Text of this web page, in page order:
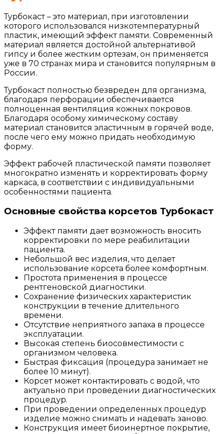
Турбокаст – это материал, при изготовлении
которого использовался низкотемпературный
пластик, имеющий эффект памяти. Современный
материал является достойной альтернативой
гипсу и более жестким ортезам, он применяется
уже в 70 странах мира и становится популярным в
России.
Турбокаст полностью безвреден для организма,
благодаря перфорации обеспечивается
полноценная вентиляция кожных покровов.
Благодаря особому химическому составу
материал становится эластичным в горячей воде,
после чего ему можно придать необходимую
форму.
Эффект рабочей пластической памяти позволяет
многократно изменять и корректировать форму
каркаса, в соответствии с индивидуальными
особенностями пациента.
Основные свойства корсетов Турбокаст
Эффект памяти дает возможность вносить
корректировки по мере реабилитации
пациента.
Небольшой вес изделия, что делает
использование корсета более комфортным.
Простота применения в процессе
рентгеновской диагностики.
Сохранение физических характеристик
конструкции в течение длительного
времени.
Отсутствие неприятного запаха в процессе
эксплуатации.
Высокая степень биосовместимости с
организмом человека.
Быстрая фиксация (процедура занимает не
более 10 минут).
Корсет может контактировать с водой, что
актуально при проведении диагностических
процедур.
При проведении определенных процедур
изделие можно снимать и надевать заново.
Конструкция имеет биоинертное покрытие,